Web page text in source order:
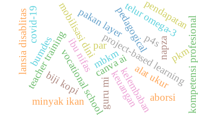
canva ai alat ukur
ibu nifas
mobilisasi diniproject-based learning
pedagogical
teacher trainingvocational school
biji kopi kelembaban kompetensi profesional
guru mi
bumdes
keuangan
p4s
par
telur omega-3
pakan layer
minyak ikan
napza
aborsi
mbkm
lansia disablitas pkm
covid-19 pendapatan